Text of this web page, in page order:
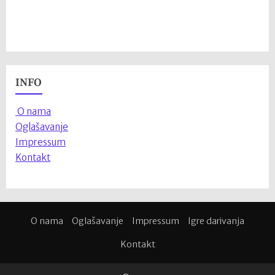
INFO
O nama
Oglašavanje
Impressum
Kontakt
O nama Oglašavanje Impressum Igre darivanja
Kontakt